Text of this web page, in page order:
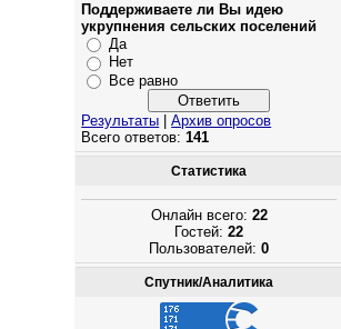
Поддерживаете ли Вы идею
укрупнения сельских поселений
Да
Нет
Все равно
Результаты |Архив опросов
Всего ответов:141
Статистика
Онлайн всего: 22
Гостей:22
Пользователей:0
Спутник/Аналитика